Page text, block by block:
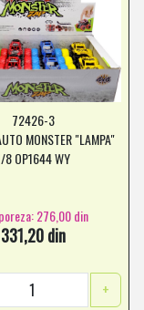
72426-3
MONSTER "LAMPA"
8 OP1644 WY
276,00 din
331,20 din
+